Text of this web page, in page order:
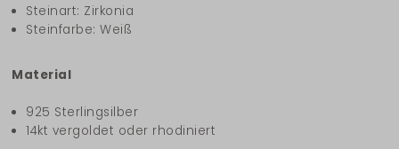
Steinart: Zirkonia
Steinfarbe: Weiß
Material
925 Sterlingsilber
14kt vergoldet oder rhodiniert